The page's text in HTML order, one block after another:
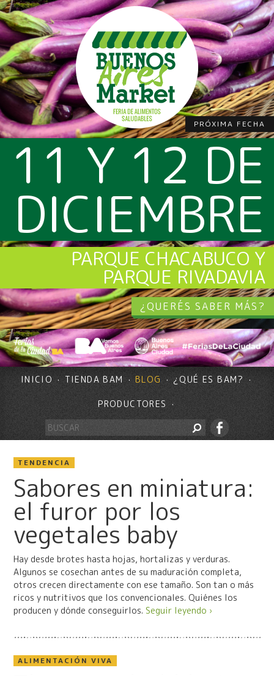
PRÓXIMA FECHA
11 Y 12 DE
DICIEMBRE
PARQUE CHACABUCO Y
PARQUE RIVADAVIA
¿QUERÉS SABER MÁS?
INICIO TIENDA BAM BLOG ¿QUÉ ES BAM?
PRODUCTORES
TENDENCIA
Sabores en miniatura:
el furor por los
vegetales baby
Hay desde brotes hasta hojas, hortalizas y verduras.
Algunos se cosechan antes de su maduración completa,
otros crecen directamente con ese tamaño. Son tan o más
ricos y nutritivos que los convencionales. Quiénes los
producen y dónde conseguirlos. Seguir leyendo ›
ALIMENTACIÓN VIVA